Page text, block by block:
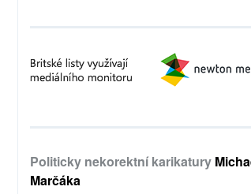
Politicky nekorektní karikatury
Marčáka